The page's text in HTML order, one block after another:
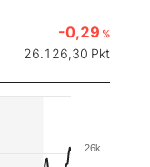
-0,29 %
26.126,30 Pkt
26k